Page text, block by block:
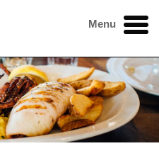
Menu